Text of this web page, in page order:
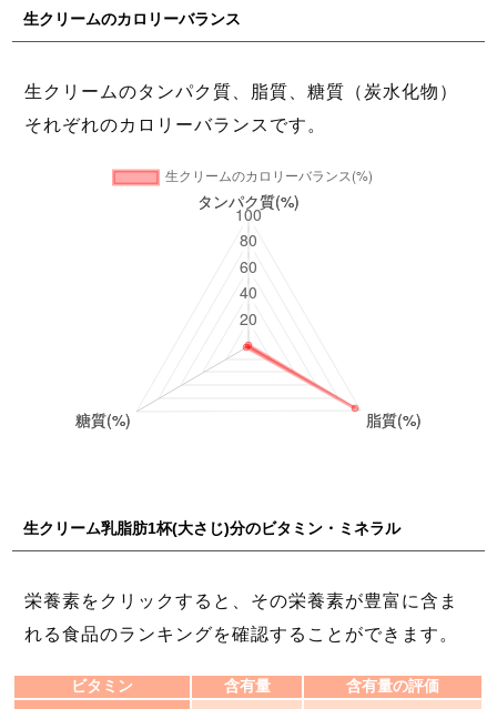
生クリームのカロリーバランス
生クリームのタンパク質、脂質、糖質（炭水化物）
それぞれのカロリーバランスです。
生クリーム乳脂肪1杯(大さじ)分のビタミン・ミネラル
栄養素をクリックすると、その栄養素が豊富に含ま
れる食品のランキングを確認することができます。
ビタミン 含有量 含有量の評価